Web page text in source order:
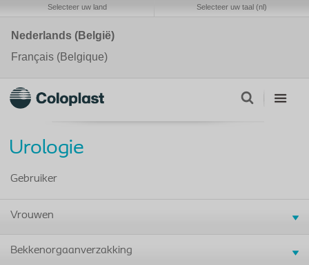
Selecteer uw land Selecteer uw taal (nl)
Nederlands (België)
Français (Belgique)
Urologie
Gebruiker
Vrouwen
Bekkenorgaanverzakking